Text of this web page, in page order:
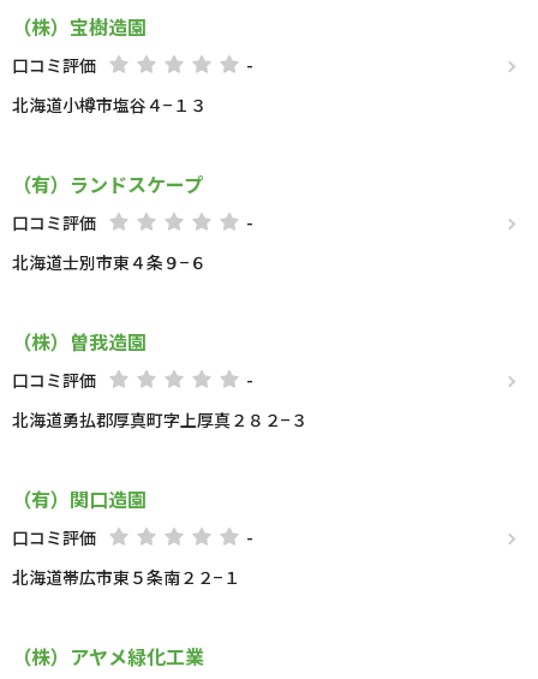
（株）宝樹造園
口コミ評価
-
北海道小樽市塩谷４−１３
（有）ランドスケープ
口コミ評価
-
北海道士別市東４条９−６
（株）曽我造園
口コミ評価
-
北海道勇払郡厚真町字上厚真２８２−３
（有）関口造園
口コミ評価
-
北海道帯広市東５条南２２−１
（株）アヤメ緑化工業